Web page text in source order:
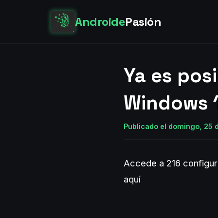
AndroidePasión
Ya es
Windows
Publicado el domingo, 25
Accede a 216
aquí